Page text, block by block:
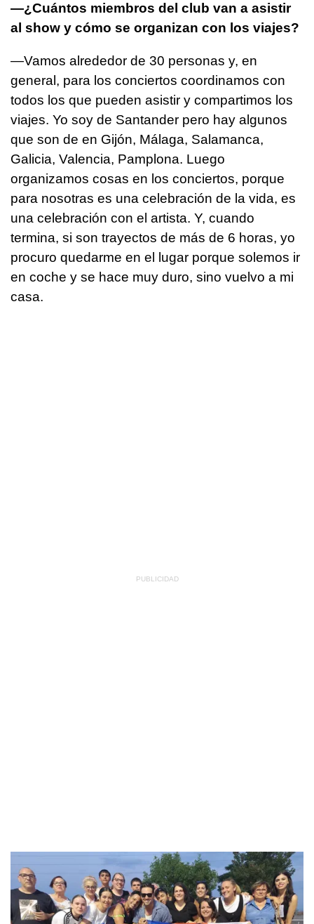
—¿Cuántos miembros del club van a asistir
al show y cómo se organizan con los viajes?
—Vamos alrededor de 30 personas y, en
general, para los conciertos coordinamos con
todos los que pueden asistir y compartimos los
viajes. Yo soy de Santander pero hay algunos
que son de en Gijón, Málaga, Salamanca,
Galicia, Valencia, Pamplona. Luego
organizamos cosas en los conciertos, porque
para nosotras es una celebración de la vida, es
una celebración con el artista. Y, cuando
termina, si son trayectos de más de 6 horas, yo
procuro quedarme en el lugar porque solemos ir
en coche y se hace muy duro, sino vuelvo a mi
casa.